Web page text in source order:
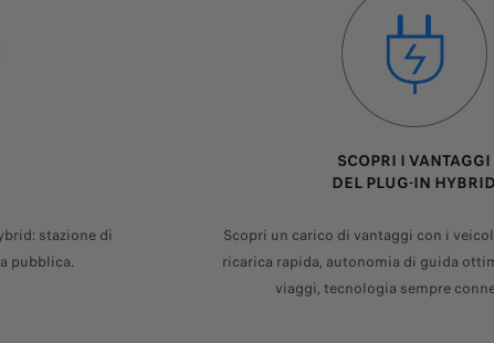
stazione di
pubblica.
SCOPRI I VANTAGGI
DEL PLUG-IN HYBRID
Scopri un carico di vantaggi con i
ricarica rapida, autonomia di guida
viaggi, tecnologia sempre